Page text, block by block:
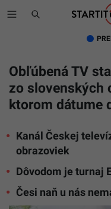
Obľúbená TV
zo slovenských
ktorom dátume
Kanál Českej
obrazoviek
Dôvodom je turnaj
Česi naň u nás